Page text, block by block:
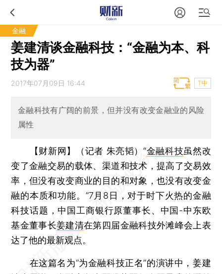
金融
姜建清谈金融科技：“金融为本、科
技为器”
2017年07月09日 16:44 T中
金融科技有广阔的前景，但并没有改变金融业的风险
属性
【财新网】（记者 朱亮韬）“金融科技虽然改
变了金融交易的载体、渠道和技术，提高了交易效
率，但没有改变商业的目的和对象，也没有改变金
融的本质和功能。”7月8日，对于时下火热的金融
科技话题，中国工商银行原董事长、中国-中东欧
基金董事长姜建清在第四届金融科技外滩峰会上表
达了他的最新观点。
在这篇名为“为金融科技正名”的演讲中，姜建